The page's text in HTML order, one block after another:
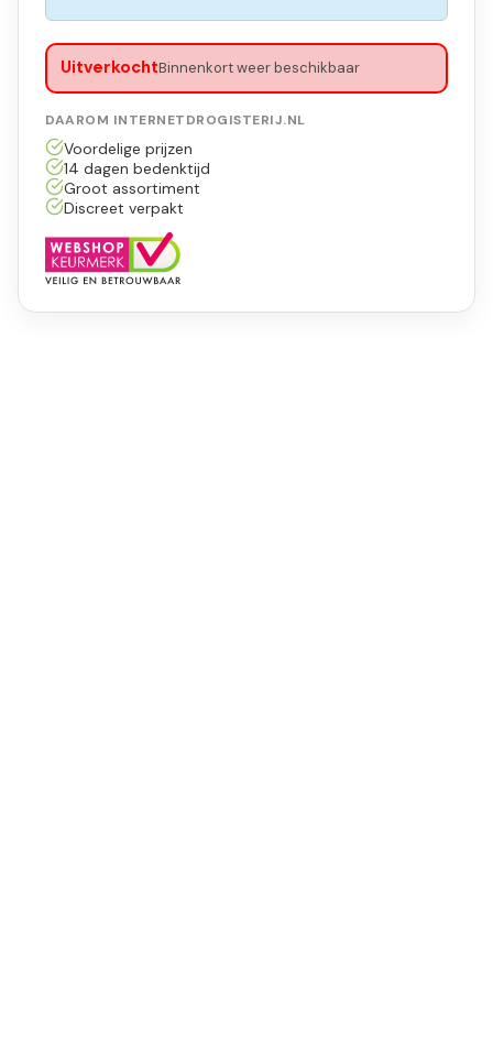
UitverkochtBinnenkort weer beschikbaar
DAAROM INTERNETDROGISTERIJ.NL
Voordelige prijzen
14 dagen bedenktijd
Groot assortiment
Discreet verpakt